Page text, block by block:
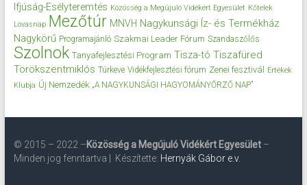
Ifjúság-Esélyteremtés Közösség a Megújuló Vidékért Egyesület Kőtelek
Lovasnap Mezőtúr MNVH Nagykunsági Íz- és Termékház
Nagykörű Programajánló Szakmai Leader Fórum Szandaszőlős
Szolnok Tanyafejlesztési Program Tisza-tó Tiszafüred
Törökszentmiklós Túrkeve Vidékfejlesztési fórum Zenei fesztivál
Értékek
Klubja Új Nemzedék „A NAGYKUNSÁGI HAGYOMÁNYŐRZŐ NAP”
© 2015 – 2022 –Közösség a Megújuló Vidékért Egyesület–
Minden jog fenntartva | Készítette: Hernyák Gábor e.v.